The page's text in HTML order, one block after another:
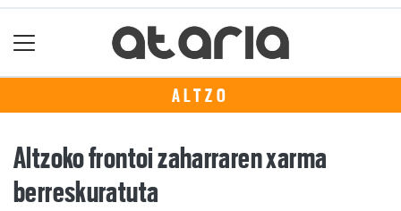
ALTZO
Altzoko frontoi zaharraren xarma
berreskuratuta